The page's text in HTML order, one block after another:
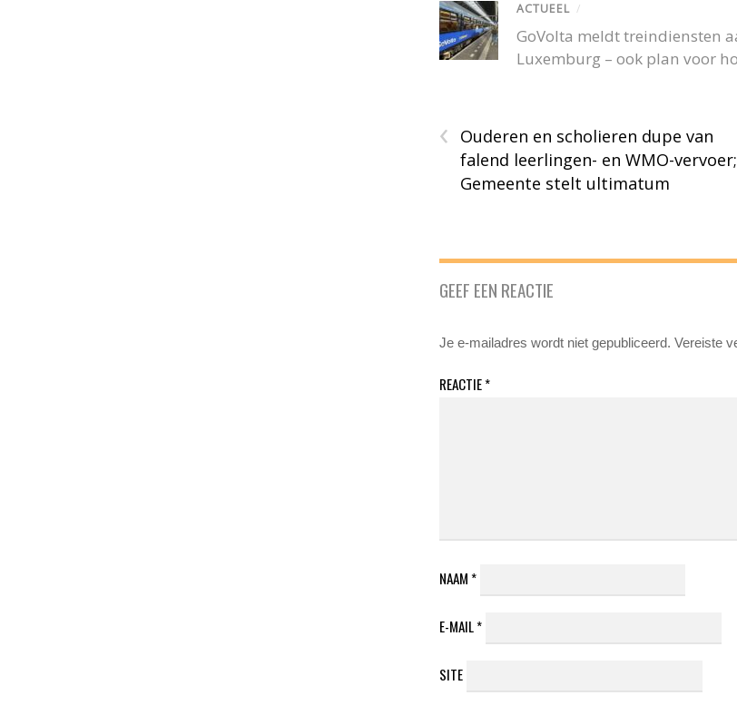
ACTUEEL /
GoVolta meldt treindiensten
Luxemburg – ook plan voor
‹
Ouderen en scholieren dupe van
falend leerlingen- en WMO-vervoer;
Gemeente stelt ultimatum
GEEF EEN REACTIE
Je e-mailadres wordt niet gepubliceerd. Vereiste
REACTIE*
NAAM *
E-MAIL*
SITE